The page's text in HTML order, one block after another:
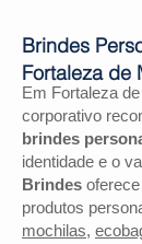
Em Fortaleza
corporativo
brindes
identidade e o
Brindes
produtos
mochilas,
Brindes
Fortaleza de